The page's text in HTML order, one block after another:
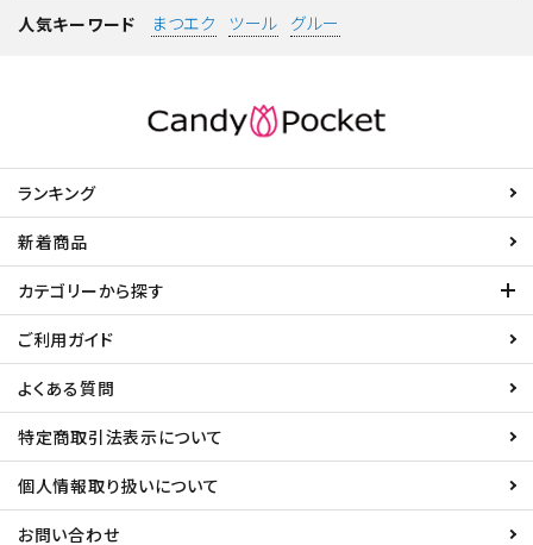
人気キーワード まつエク ツール グルー
ランキング
新着商品
カテゴリーから探す
ご利用ガイド
よくある質問
特定商取引法表示について
個人情報取り扱いについて
お問い合わせ